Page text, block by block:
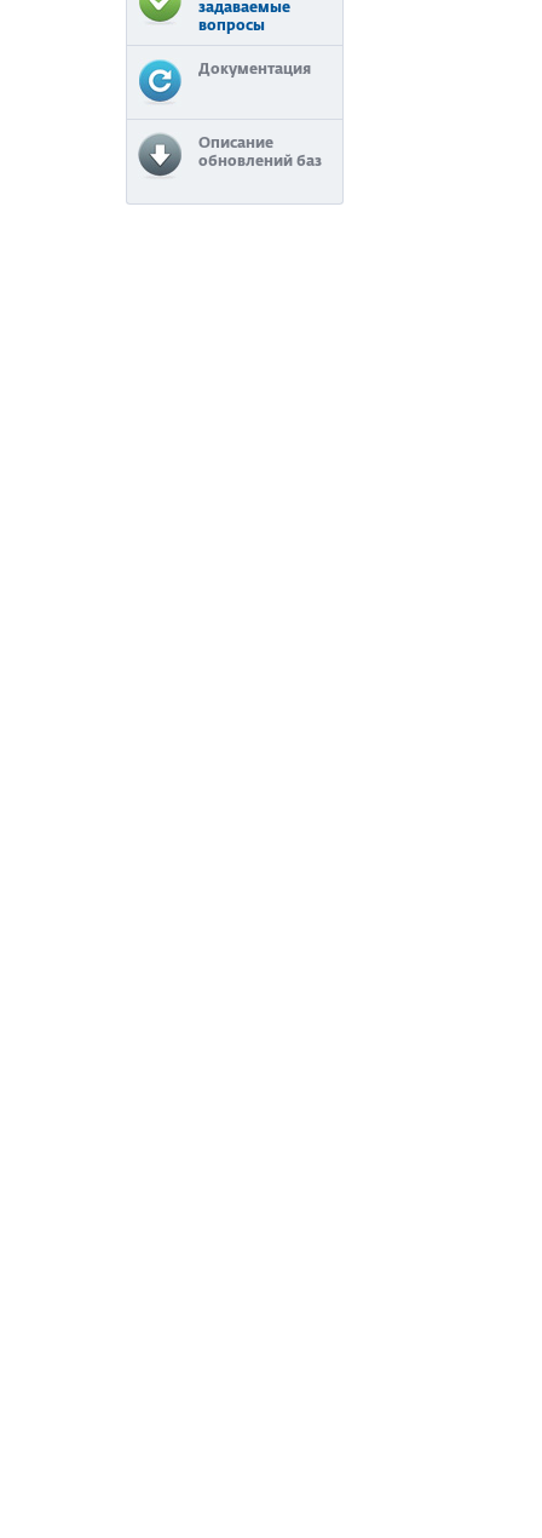
задаваемые
вопросы
Документация
Описание
обновлений баз